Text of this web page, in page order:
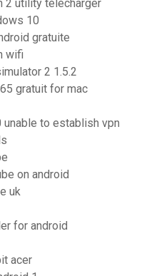
2 utility télécharger
10
gratuite
wifi
2 1.5.2
gratuit for mac
to establish vpn
on android
uk
for android
acer